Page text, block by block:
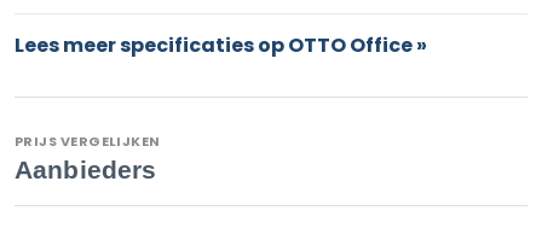
Lees meer specificaties op OTTO Office »
PRIJS VERGELIJKEN
Aanbieders